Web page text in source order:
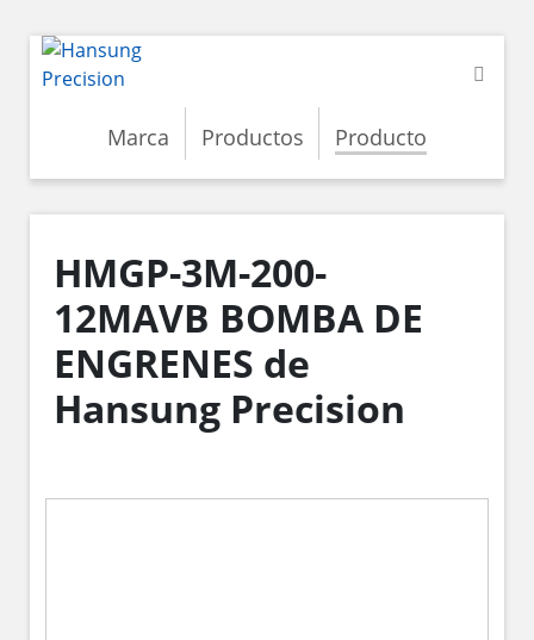
Marca Productos Producto
HMGP-3M-200-
12MAVB BOMBA DE
ENGRENES de
Hansung Precision